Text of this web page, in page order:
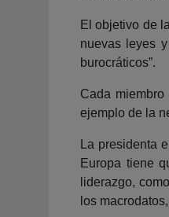
El objetivo de
nuevas leyes
burocráticos”.
Cada
ejemplo de la
La presidenta
Europa tiene
liderazgo,
los